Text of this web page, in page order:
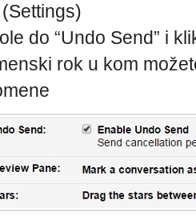
do “Undo Send” i
rok u kom